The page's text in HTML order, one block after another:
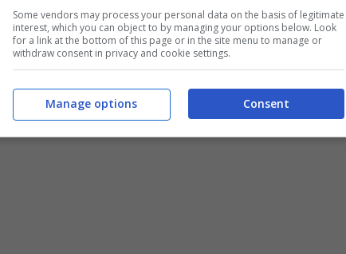
giugno del 2025. Allo stesso tempo, però, non è
dell’accordo scritto.
Some vendors may process your personal data on the basis of legitimate
interest, which you can object to by managing your options below. Look
for a link at the bottom of this page or in the site menu to manage or
withdraw consent in privacy and cookie settings.
Consent
Manage options